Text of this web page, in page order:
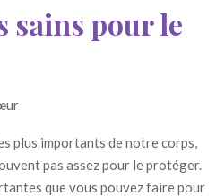
sains pour le
plus importants de notre corps,
pas assez pour le protéger.
que vous pouvez faire pour